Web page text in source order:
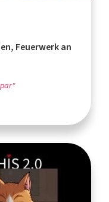
Feuerwerk an